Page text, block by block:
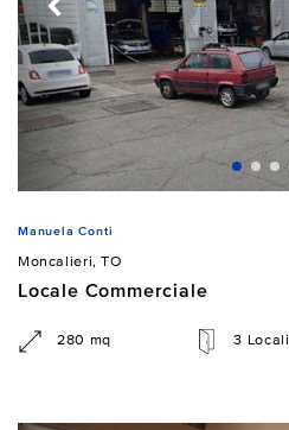
Manuela Conti
Moncalieri, TO
Locale Commerciale
280 mq 3 Locali